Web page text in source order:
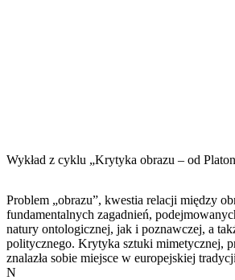
Wykład z cyklu „Krytyka obrazu – od
Problem „obrazu”, kwestia relacji między
fundamentalnych zagadnień,
natury ontologicznej, jak i poznawczej, a
politycznego. Krytyka sztuki mimetycznej,
znalazła sobie miejsce w europejskiej
N